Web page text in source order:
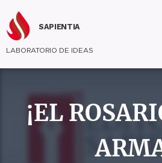
SAPIENTIA
LABORATORIO DE IDEAS
¡EL